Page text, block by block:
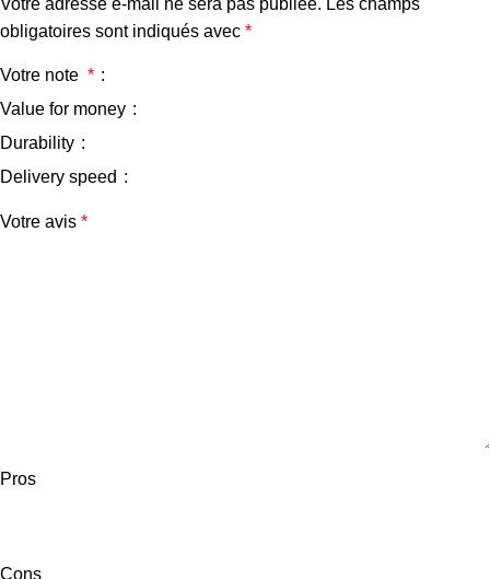
Votre adresse e-mail ne sera pas publiée. Les champs
obligatoires sont indiqués avec *
Votre note *
Value for money
Durability
Delivery speed
Votre avis *
Pros
Cons